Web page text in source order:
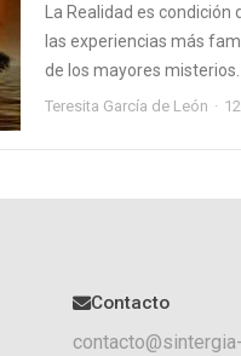
La Realidad es
las experiencias más
de los mayores misterios.
Teresita García de León
Contacto